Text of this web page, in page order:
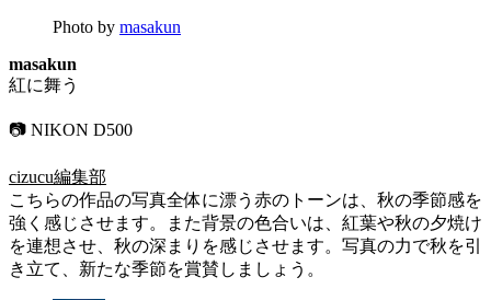
Photo by masakun
masakun
紅に舞う
📷 NIKON D500
cizucu編集部
こちらの作品の写真全体に漂う赤のトーンは、秋の季節感を
強く感じさせます。また背景の色合いは、紅葉や秋の夕焼け
を連想させ、秋の深まりを感じさせます。写真の力で秋を引
き立て、新たな季節を賞賛しましょう。